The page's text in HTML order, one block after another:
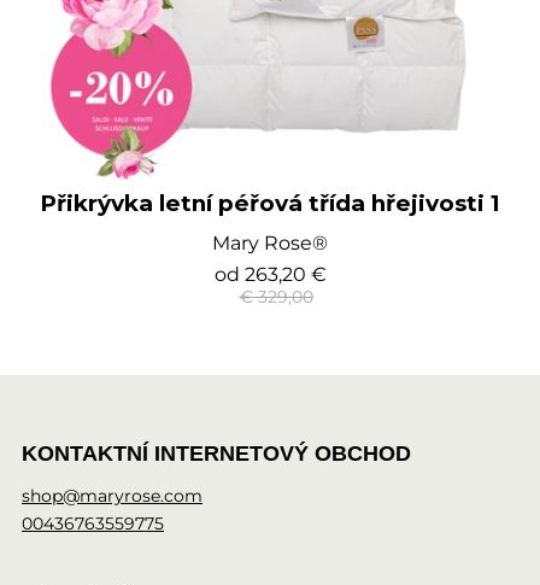
Přikrývka letní péřová třída hřejivosti 1
Mary Rose®
od 263,20 €
€ 329,00
KONTAKTNÍ INTERNETOVÝ OBCHOD
shop@maryrose.com
00436763559775